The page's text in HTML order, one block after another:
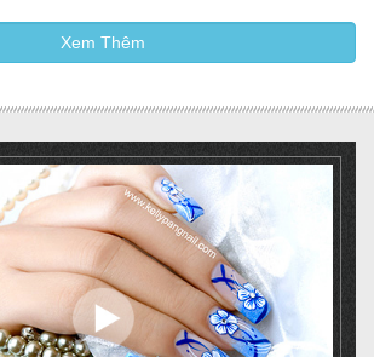
Xem Thêm